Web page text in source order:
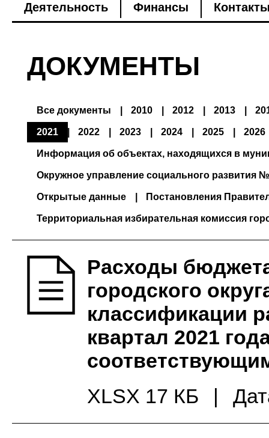
Деятельность
Финансы
ДОКУМЕНТЫ
Все документы 2010 2012 2013
2021 2022 2023 2024 2025 2026
Информация об объектах, находящихся в
Окружное управление социального развития
Открытые данные Постановления
Территориальная избирательная комиссия
Расходы
городского
классификации
квартал 2021
XLSX 17 КБ
|